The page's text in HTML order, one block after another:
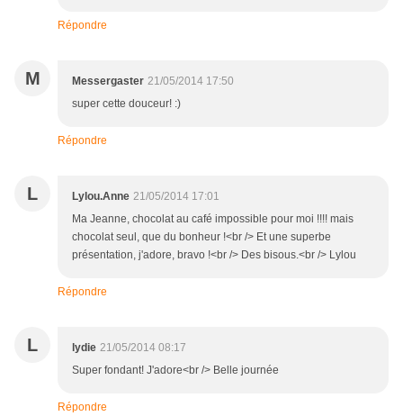
Répondre
M Messergaster 21/05/2014 17:50
super cette douceur! :)
Répondre
L Lylou.Anne 21/05/2014 17:01
Ma Jeanne, chocolat au café impossible pour moi !!!! mais
chocolat seul, que du bonheur !<br /> Et une superbe
présentation, j'adore, bravo !<br /> Des bisous.<br /> Lylou
Répondre
L lydie 21/05/2014 08:17
Super fondant! J'adore<br /> Belle journée
Répondre